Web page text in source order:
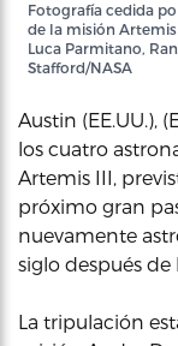
Fotografía cedida
de la misión
Luca Parmitano,
Stafford/NASA
Austin (EE.UU.),
los cuatro
Artemis III,
próximo gran
nuevamente
siglo después de
La tripulación